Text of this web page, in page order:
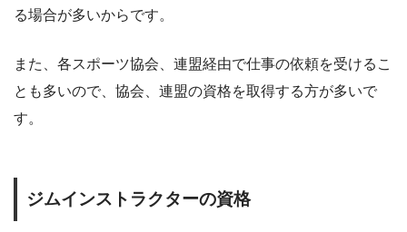
る場合が多いからです。
また、各スポーツ協会、連盟経由で仕事の依頼を受けるこ
とも多いので、協会、連盟の資格を取得する方が多いで
す。
ジムインストラクターの資格